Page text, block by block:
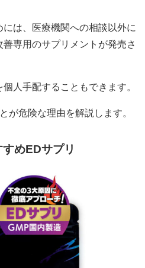
は、医療機関への相談以外に
専用のサプリメントが発売さ
人手配することもできます。
が危険な理由を解説します。
めEDサプリ